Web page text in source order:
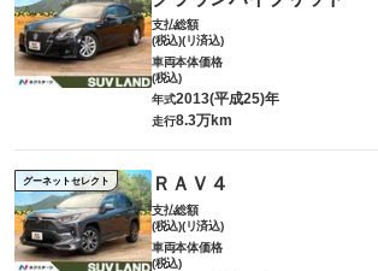
支払総額
(税込)(リ済込)
車両本体価格
(税込)
年式2013(平成25)年
走行8.3万km
グーネットセレクト ＲＡＶ４
支払総額
(税込)(リ済込)
車両本体価格
(税込)